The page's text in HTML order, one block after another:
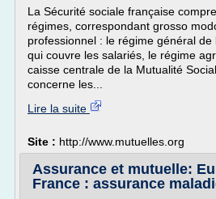
La Sécurité sociale française
régimes, correspondant grosso
professionnel : le régime général de
qui couvre les salariés, le régime
caisse centrale de la Mutualité
concerne les...
Lire la suite
Site : http://www.mutuelles.org
Assurance et mutuelle:
France : assurance